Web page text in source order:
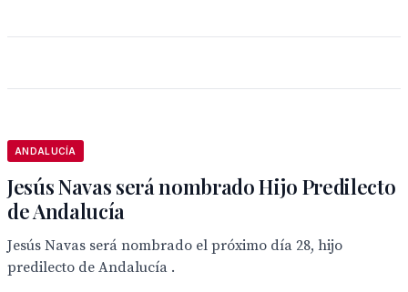
ANDALUCÍA
Jesús Navas será nombrado Hijo Predilecto
de Andalucía
Jesús Navas será nombrado el próximo día 28, hijo
predilecto de Andalucía .